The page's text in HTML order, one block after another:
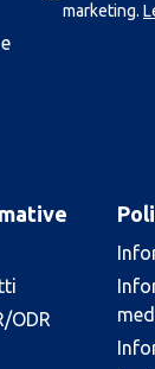
marketing.
ODR